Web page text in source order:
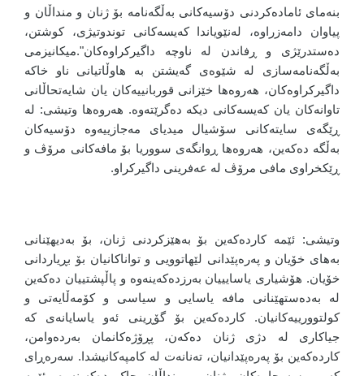
بنەمای ئامادەکردنی دۆسیەکانی بەڵگەنامە بۆ ژنان و منداڵان و
پیاوان دامەزراوە، لەنێویاندا کەیسەکانی توندوتیژی، کوشتن،
دەستدرێژی و ڕفاندن لە ناوچە داگیرکراوەکان".میکانیزمی
بەڵگەنامەسازی لە شێوەی گەیشتن بە هاوڵاتیانی ناو خاکە
داگیرکراوەکان، هەروەها خێزانی قوربانییەکان یان شایەتحاڵانی
تاوانەکان یان کەیسەکانی دیکە دەگرێتەوە. هەروەها وتیشی: لە
ڕێگەی سایتەکانی سۆشیال میدیای مەجازییەوە دۆسیەکان
بەڵگە دەکەین، هەروەها ڕوانگەی سووریا بۆ مافەکانی مرۆڤ و
ڕێکخراوی مافی مرۆڤ لە عەفرینی داگیرکراو.
وتیشی: ئێمە کاردەکەین بۆ بەهێزکردنی ژنان، بۆ بەدیهێنانی
بەهای خۆیان و پەرەپێدانی لێهاتوویی و تواناکانیان بۆ بڕیاردانی
خۆیان. هۆشیاری یاسایییان بەرزدەکەینەوە و پاڵپشتییان دەکەین
لە بەدەستهێنانی مافە یاسایی و سیاسی و کۆمەڵایەتی و
کولتوورییەکانیان. کاردەکەین بۆ گۆڕینی ئەو یاسایانەی کە
جیاکاری لە دژی ژنان دەکەن، پڕۆژەکانمان بەردەوامن،
کاردەکەین بۆ پەرەپێدانیان، تەنانەت لە کامپەکانیشدا. سەرەڕای